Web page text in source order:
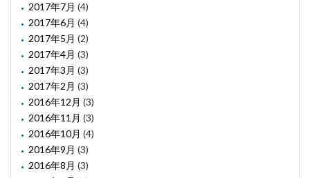
2017年7月 (4)
2017年6月 (4)
2017年5月 (2)
2017年4月 (3)
2017年3月 (3)
2017年2月 (3)
2016年12月 (3)
2016年11月 (3)
2016年10月 (4)
2016年9月 (3)
2016年8月 (3)